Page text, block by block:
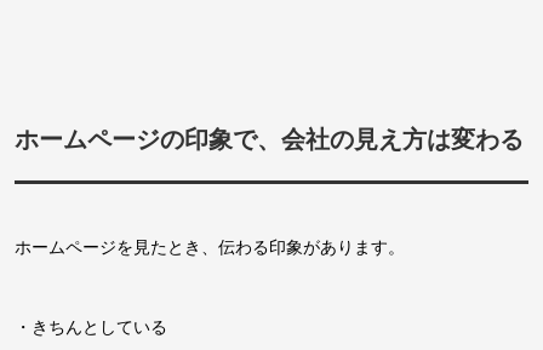
ホームページの印象で、会社の見え方は変わる
ホームページを見たとき、伝わる印象があります。
・きちんとしている